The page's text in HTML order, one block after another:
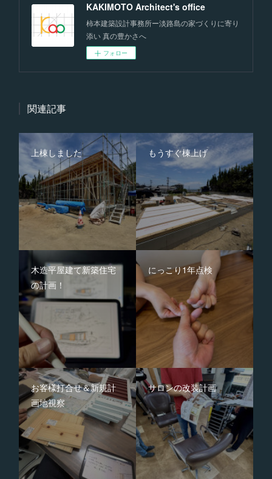
KAKIMOTO Architect's office
柿本建築設計事務所ー淡路島の家づくりに寄り
添い 真の豊かさへ
フォロー
関連記事
上棟しました もうすぐ棟上げ
木造平屋建て新築住宅
の計画！
にっこり1年点検
お客様打合せ＆新規計
画地視察
サロンの改装計画